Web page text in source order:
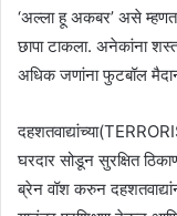
‘अल्ला हू अकबर’ असे म्हणत
छापा टाकला. अनेकांना
अधिक जणांना फुटबॉल
घरदार सोडून सुरक्षित
ब्रेन वॉश करुन